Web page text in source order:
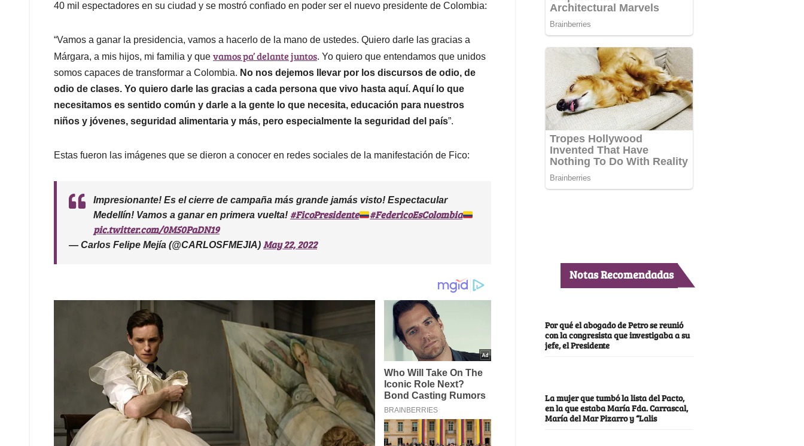
40 mil espectadores en su ciudad y se mostró confiado en poder ser el nuevo presidente de Colombia:
“Vamos a ganar la presidencia, vamos a hacerlo de la mano de ustedes. Quiero darle las gracias a
Márgara, a mis hijos, mi familia y que vamos pa’ delante juntos. Yo quiero que entendamos que unidos
somos capaces de transformar a Colombia. No nos dejemos llevar por los discursos de odio, de
odio de clases. Yo quiero darle las gracias a cada persona que vivo hasta aquí. Aquí lo que
necesitamos es sentido común y darle a la gente lo que necesita, educación para nuestros
niños y jóvenes, seguridad alimentaria y más, pero especialmente la seguridad del país”.
Estas fueron las imágenes que se dieron a conocer en redes sociales de la manifestación de Fico:
Impresionante! Es el cierre de campaña más grande jamás visto! Espectacular
Medellín! Vamos a ganar en primera vuelta! #FicoPresidente
#FedericoEsColombia
pic.twitter.com/0M50PaDN19
— Carlos Felipe Mejía (@CARLOSFMEJIA) May 22, 2022
Notas Recomendadas
Por qué el abogado de Petro se reunió
con la congresista que investigaba a su
jefe, el Presidente
La mujer que tumbó la lista del Pacto,
en la que estaba María Fda. Carrascal,
María del Mar Pizarro y “Lalis